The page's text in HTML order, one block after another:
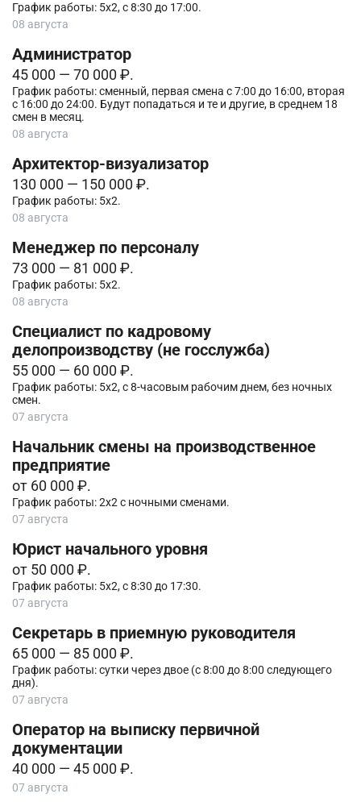
График работы: 5х2, с 8:30 до 17:00.
08 августа
Администратор
45 000 — 70 000 ₽.
График работы: сменный, первая смена с 7:00 до 16:00, вторая
с 16:00 до 24:00. Будут попадаться и те и другие, в среднем 18
смен в месяц.
08 августа
Архитектор-визуализатор
130 000 — 150 000 ₽.
График работы: 5х2.
08 августа
Менеджер по персоналу
73 000 — 81 000 ₽.
График работы: 5х2.
08 августа
Специалист по кадровому
делопроизводству (не госслужба)
55 000 — 60 000 ₽.
График работы: 5х2, с 8-часовым рабочим днем, без ночных
смен.
07 августа
Начальник смены на производственное
предприятие
от 60 000 ₽.
График работы: 2х2 с ночными сменами.
07 августа
Юрист начального уровня
от 50 000 ₽.
График работы: 5х2, с 8:30 до 17:30.
07 августа
Секретарь в приемную руководителя
65 000 — 85 000 ₽.
График работы: сутки через двое (с 8:00 до 8:00 следующего
дня).
07 августа
Оператор на выписку первичной
документации
40 000 — 45 000 ₽.
07 августа